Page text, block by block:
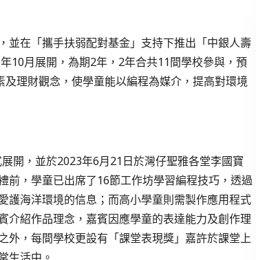
並在「攜手扶弱配對基金」支持下推出「中銀人壽
10月展開，為期2年，2年合共11間學校參與，預
理財觀念，使學童能以編程為媒介，提高對環境
開，並於2023年6月21日於灣仔聖雅各堂李國寶
前，學童已出席了16節工作坊學習編程技巧，透過
護海洋環境的信息；而高小學童則需製作應用程式
介紹作品理念，嘉賓因應學童的表達能力及創作理
外，每間學校更設有「課堂表現獎」嘉許於課堂上